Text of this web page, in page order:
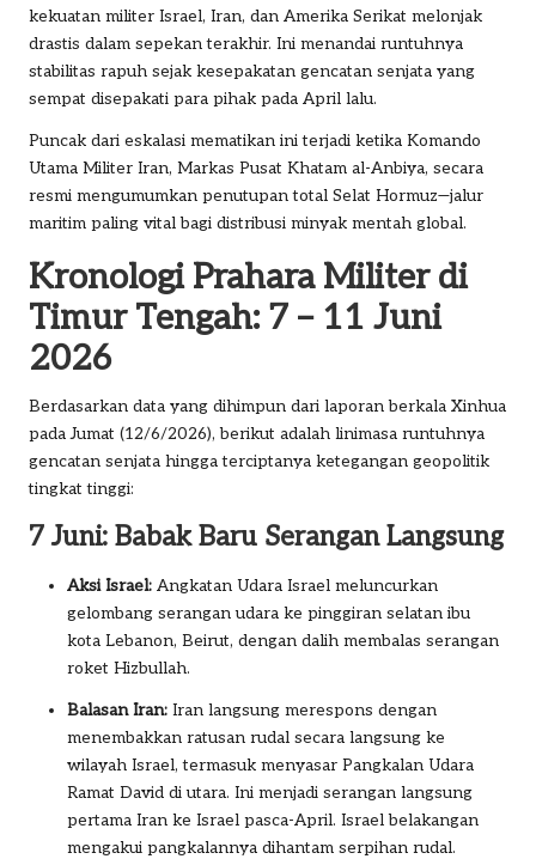
kekuatan militer Israel, Iran, dan Amerika Serikat melonjak
drastis dalam sepekan terakhir. Ini menandai runtuhnya
stabilitas rapuh sejak kesepakatan gencatan senjata yang
sempat disepakati para pihak pada April lalu.
Puncak dari eskalasi mematikan ini terjadi ketika Komando
Utama Militer Iran, Markas Pusat Khatam al-Anbiya, secara
resmi mengumumkan penutupan total Selat Hormuz—jalur
maritim paling vital bagi distribusi minyak mentah global.
Kronologi Prahara Militer di
Timur Tengah: 7 – 11 Juni
2026
Berdasarkan data yang dihimpun dari laporan berkala Xinhua
pada Jumat (12/6/2026), berikut adalah linimasa runtuhnya
gencatan senjata hingga terciptanya ketegangan geopolitik
tingkat tinggi:
7 Juni: Babak Baru Serangan Langsung
Aksi Israel: Angkatan Udara Israel meluncurkan
gelombang serangan udara ke pinggiran selatan ibu
kota Lebanon, Beirut, dengan dalih membalas serangan
roket Hizbullah.
Balasan Iran: Iran langsung merespons dengan
menembakkan ratusan rudal secara langsung ke
wilayah Israel, termasuk menyasar Pangkalan Udara
Ramat David di utara. Ini menjadi serangan langsung
pertama Iran ke Israel pasca-April. Israel belakangan
mengakui pangkalannya dihantam serpihan rudal.